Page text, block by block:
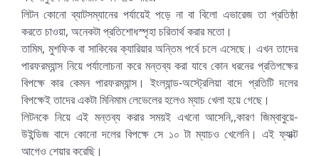
লিটন কোনো ব্যাটসম্যানের পর্যায়েই পড়ে না বা বিলো এভারেজ তা প্রতিষ্ঠা
করতে চাওয়া, অনেকটা প্রতিশোধস্পৃহা চরিতার্থ করার মতো।
তামিম, মুশফিক বা সাকিবের ক্যারিয়ার অন্তিম পর্বে চলে এসেছে। এখন তাদের
পারফরম্যান্স নিয়ে পর্যালোচনা করে মন্তব্য করা যাবে কোন ধরনের প্রতিপক্ষের
বিপক্ষে কার কেমন পারফরম্যান্স। ইংল্যান্ড-অস্ট্রেলিয়া বাদে প্রতিটি দলের
বিপক্ষেই তাদের একটা মিনিমাম লেভেলের হলেও ম্যাচ খেলা হয়ে গেছে।
লিটনকে নিয়ে এই মন্তব্য করার সময়ই এখনো আসেনি,,কারণ জিম্বাবুয়ে-
উইন্ডিজ বাদে কোনো দলের বিপক্ষে সে ১০ টা ম্যাচও খেলেনি। এই ফ্যাক্ট
আগেও শেয়ার করেছি।